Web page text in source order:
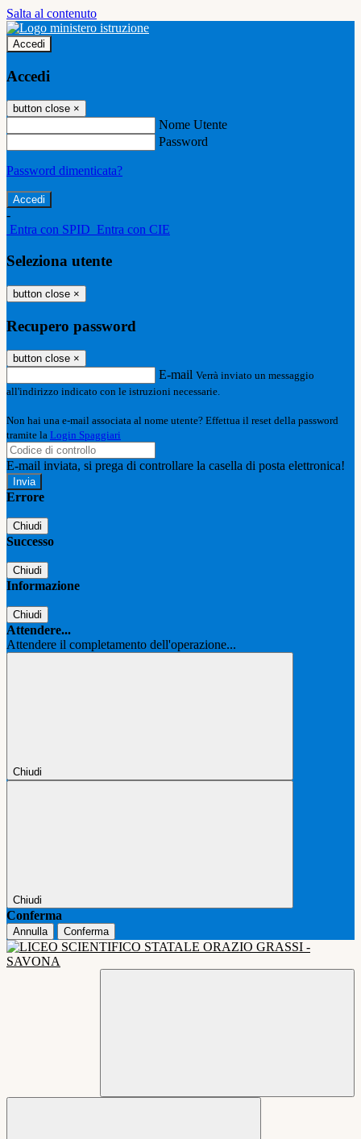
Salta al contenuto
Accedi
Accedi
button close ×
Nome Utente
Password
Password dimenticata?
-
Entra con SPID Entra con CIE
Seleziona utente
button close ×
Recupero password
button close ×
E-mail Verrà inviato un messaggio
all'indirizzo indicato con le istruzioni necessarie.
Non hai una e-mail associata al nome utente? Effettua il reset della password
tramite la Login Spaggiari
E-mail inviata, si prega di controllare la casella di posta elettronica!
Errore
Chiudi
Successo
Chiudi
Informazione
Chiudi
Attendere...
Attendere il completamento dell'operazione...
Chiudi
Chiudi
Conferma
Annulla Conferma